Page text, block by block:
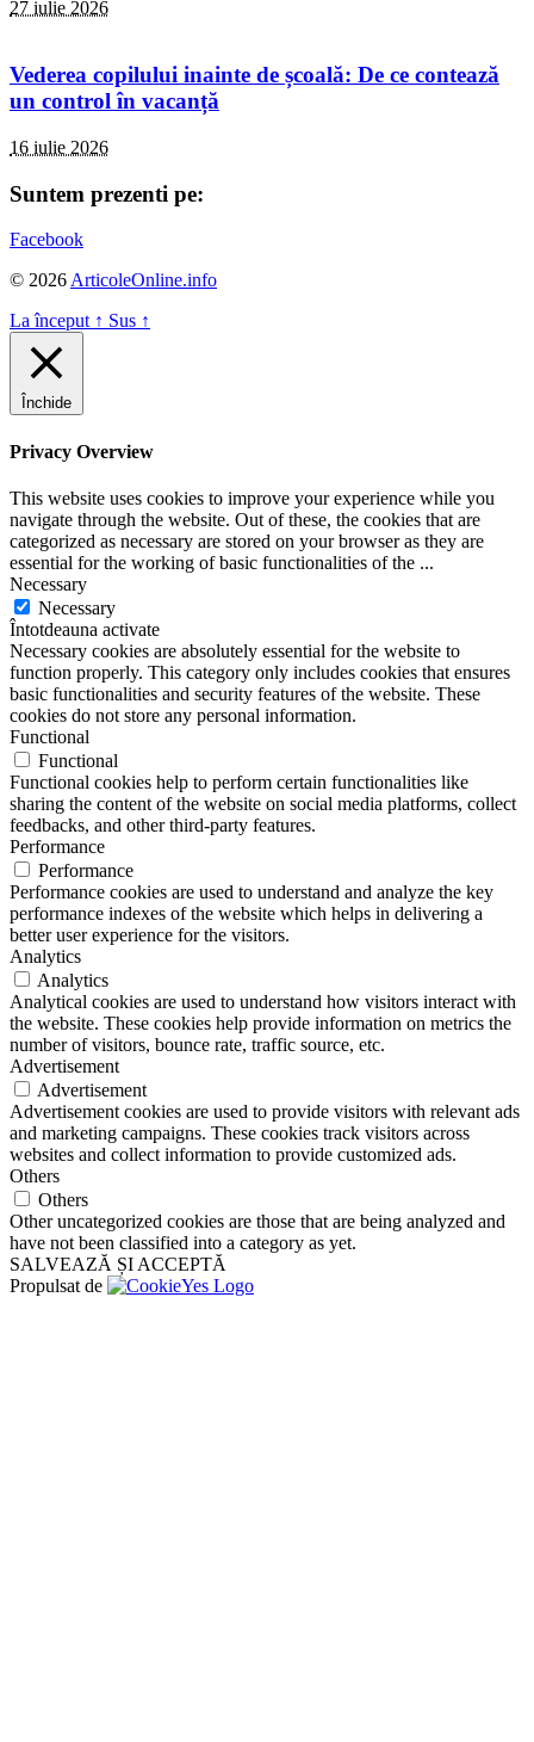
27 iulie 2026
Vederea copilului inainte de școală: De ce contează
un control în vacanță
16 iulie 2026
Suntem prezenti pe:
Facebook
© 2026 ArticoleOnline.info
La început ↑ Sus ↑
Închide
Privacy Overview
This website uses cookies to improve your experience while you
navigate through the website. Out of these, the cookies that are
categorized as necessary are stored on your browser as they are
essential for the working of basic functionalities of the ...
Necessary
Necessary
Întotdeauna activate
Necessary cookies are absolutely essential for the website to
function properly. This category only includes cookies that ensures
basic functionalities and security features of the website. These
cookies do not store any personal information.
Functional
Functional
Functional cookies help to perform certain functionalities like
sharing the content of the website on social media platforms, collect
feedbacks, and other third-party features.
Performance
Performance
Performance cookies are used to understand and analyze the key
performance indexes of the website which helps in delivering a
better user experience for the visitors.
Analytics
Analytics
Analytical cookies are used to understand how visitors interact with
the website. These cookies help provide information on metrics the
number of visitors, bounce rate, traffic source, etc.
Advertisement
Advertisement
Advertisement cookies are used to provide visitors with relevant ads
and marketing campaigns. These cookies track visitors across
websites and collect information to provide customized ads.
Others
Others
Other uncategorized cookies are those that are being analyzed and
have not been classified into a category as yet.
SALVEAZĂ ȘI ACCEPTĂ
Propulsat de